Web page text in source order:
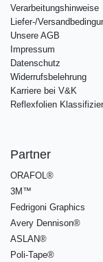
Verarbeitungshinweise
Liefer-/
Unsere AGB
Impressum
Datenschutz
Widerrufsbelehrung
Karriere bei V&K
Reflexfolien
Partner
ORAFOL®
3M™
Fedrigoni Graphics
Avery Dennison®
ASLAN®
Poli-Tape®